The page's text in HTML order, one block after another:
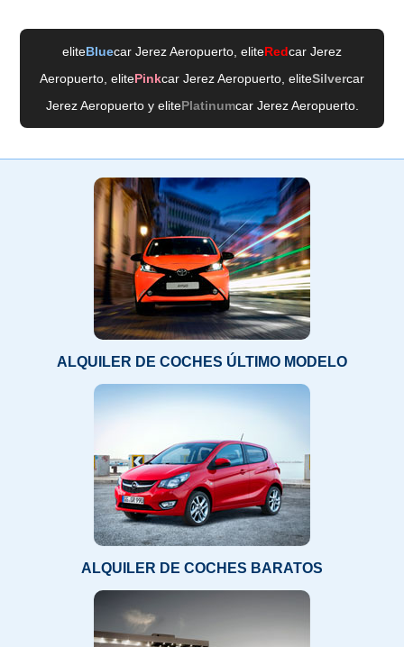
eliteBluecar Jerez Aeropuerto , eliteRedcar Jerez
Aeropuerto , elitePinkcar Jerez Aeropuerto , eliteSilvercar
Jerez Aeropuertoy elitePlatinumcar Jerez Aeropuerto.
ALQUILER DE COCHES ÚLTIMO MODELO
ALQUILER DE COCHES BARATOS